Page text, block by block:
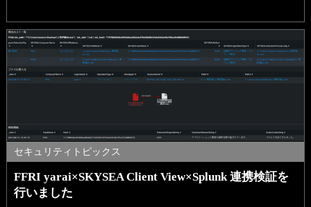
セキュリティトピックス
FFRI yarai×SKYSEA Client View×Splunk 連携検証を
行いました